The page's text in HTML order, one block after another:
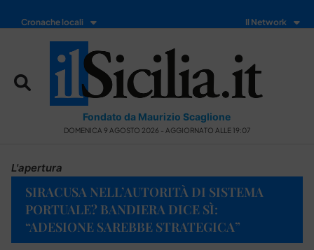
Cronache locali Il Network
Fondato da Maurizio Scaglione
DOMENICA 9 AGOSTO 2026 - AGGIORNATO ALLE 19:07
L'apertura
SIRACUSA NELL’AUTORITÀ DI SISTEMA
PORTUALE? BANDIERA DICE SÌ:
“ADESIONE SAREBBE STRATEGICA”